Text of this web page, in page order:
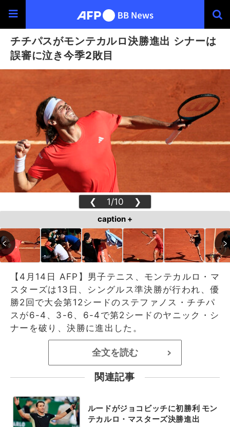
チチパスがモンテカルロ決勝進出 シナーは
誤審に泣き今季2敗目
❮ 1/10 ❯
caption +
【4月14日 AFP】男子テニス、モンテカルロ・マ
スターズは13日、シングルス準決勝が行われ、優
勝2回で大会第12シードのステファノス・チチパ
スが6-4、3-6、6-4で第2シードのヤニック・シ
ナーを破り、決勝に進出した。
全文を読む >
関連記事
ルードがジョコビッチに初勝利 モン
テカルロ・マスターズ決勝進出